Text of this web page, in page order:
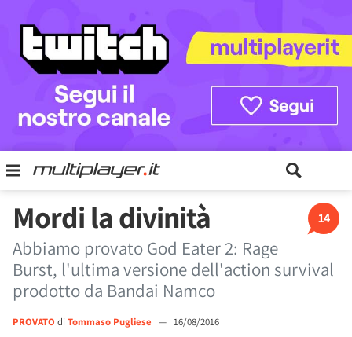
14
Mordi la divinità
Abbiamo provato God Eater 2: Rage
Burst, l'ultima versione dell'action survival
prodotto da Bandai Namco
PROVATO di Tommaso Pugliese — 16/08/2016